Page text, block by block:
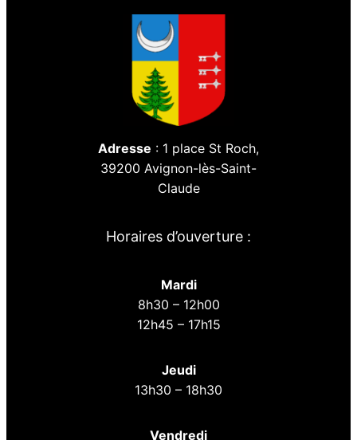
Adresse : 1 place St Roch,
39200 Avignon-lès-Saint-
Claude
Horaires d’ouverture :
Mardi
8h30 – 12h00
12h45 – 17h15
Jeudi
13h30 – 18h30
Vendredi